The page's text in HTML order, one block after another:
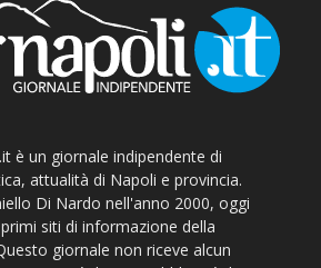
è un giornale indipendente di
attualità di Napoli e provincia.
Di Nardo nell'anno 2000, oggi
siti di informazione della
giornale non riceve alcun